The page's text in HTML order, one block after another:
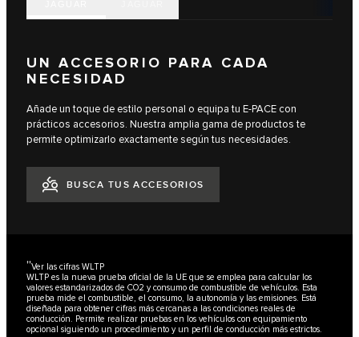
UN ACCESORIO PARA CADA
NECESIDAD
Añade un toque de estilo personal o equipa tu E‑PACE con
prácticos accesorios. Nuestra amplia gama de productos te
permite optimizarlo exactamente según tus necesidades.
BUSCA TUS ACCESORIOS
††Ver las cifras WLTP
WLTP es la nueva prueba oficial de la UE que se emplea para calcular los
valores estandarizados de CO2 y consumo de combustible de vehículos. Esta
prueba mide el combustible, el consumo, la autonomía y las emisiones. Está
diseñada para obtener cifras más cercanas a las condiciones reales de
conducción. Permite realizar pruebas en los vehículos con equipamiento
opcional siguiendo un procedimiento y un perfil de conducción más estrictos.